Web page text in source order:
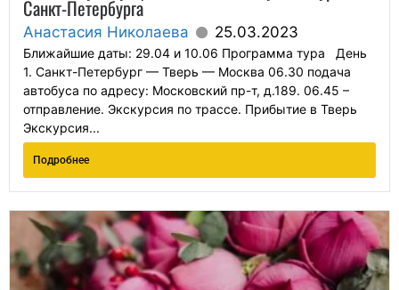
Санкт-Петербурга
Анастасия Николаева 25.03.2023
Ближайшие даты: 29.04 и 10.06 Программа тура День
1. Санкт-Петербург — Тверь — Москва 06.30 подача
автобуса по адресу: Московский пр-т, д.189. 06.45 –
отправление. Экскурсия по трассе. Прибытие в Тверь
Экскурсия...
Подробнее